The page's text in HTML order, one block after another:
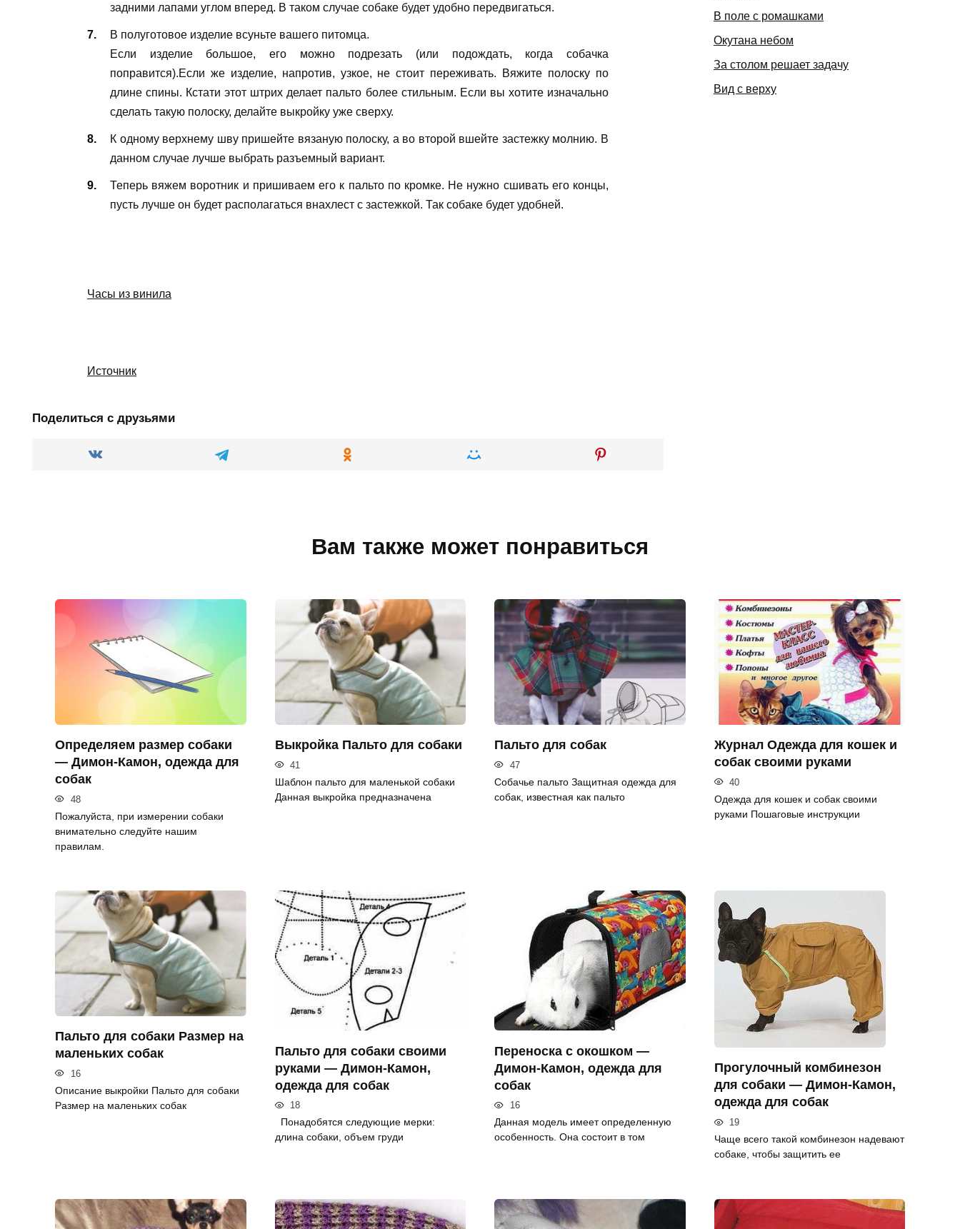
задними лапами углом вперед. В таком случае собаке будет удобно передвигаться.
В полуготовое изделие всуньте вашего питомца.
Если изделие большое, его можно подрезать (или подождать, когда собачка
поправится).Если же изделие, напротив, узкое, не стоит переживать. Вяжите полоску по
длине спины. Кстати этот штрих делает пальто более стильным. Если вы хотите изначально
сделать такую полоску, делайте выкройку уже сверху.
К одному верхнему шву пришейте вязаную полоску, а во второй вшейте застежку молнию. В
данном случае лучше выбрать разъемный вариант.
Теперь вяжем воротник и пришиваем его к пальто по кромке. Не нужно сшивать его концы,
пусть лучше он будет располагаться внахлест с застежкой. Так собаке будет удобней.
Часы из винила
Источник
Поделиться с друзьями
В поле с ромашками
Окутана небом
За столом решает задачу
Вид с верху
Вам также может понравиться
Определяем размер собаки
— Димон-Камон, одежда для
собак
48
Пожалуйста, при измерении собаки
внимательно следуйте нашим
правилам.
Выкройка Пальто для собаки
41
Шаблон пальто для маленькой собаки
Данная выкройка предназначена
Пальто для собак
47
Собачье пальто Защитная одежда для
собак, известная как пальто
Журнал Одежда для кошек и
собак своими руками
40
Одежда для кошек и собак своими
руками Пошаговые инструкции
Пальто для собаки Размер на
маленьких собак
16
Описание выкройки Пальто для собаки
Размер на маленьких собак
Пальто для собаки своими
руками — Димон-Камон,
одежда для собак
18
Понадобятся следующие мерки:
длина собаки, объем груди
Переноска с окошком —
Димон-Камон, одежда для
собак
16
Данная модель имеет определенную
особенность. Она состоит в том
Прогулочный комбинезон
для собаки — Димон-Камон,
одежда для собак
19
Чаще всего такой комбинезон надевают
собаке, чтобы защитить ее